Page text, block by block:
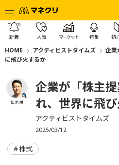
新着 人気 マーケット 特集 初
HOME アクティビストタイムズ
企業
に飛び火するか
松木 耕
企業が「株主
れ、世界に飛
アクティビストタイムズ
2025/03/12
株式